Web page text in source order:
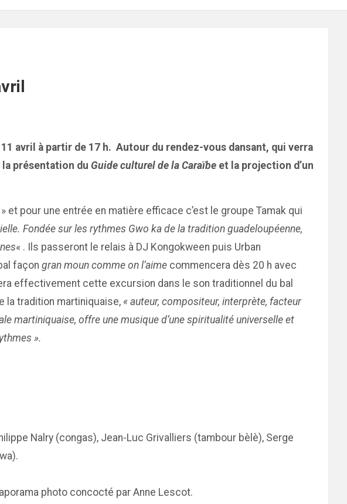
avril à partir de 17 h. Autour du rendez-vous dansant, qui verra
présentation du Guide culturel de la Caraïbe et la projection d’un
pour une entrée en matière efficace c’est le groupe Tamak qui
Fondée sur les rythmes Gwo ka de la tradition guadeloupéenne,
« . Ils passeront le relais à DJ Kongokween puis Urban
façon gran moun comme on l’aime commencera dès 20 h avec
effectivement cette excursion dans le son traditionnel du bal
la tradition martiniquaise, « auteur, compositeur, interprète, facteur
martiniquaise, offre une musique d’une spiritualité universelle et
».
Nalry (congas), Jean-Luc Grivalliers (tambour bèlè), Serge
photo concocté par Anne Lescot.